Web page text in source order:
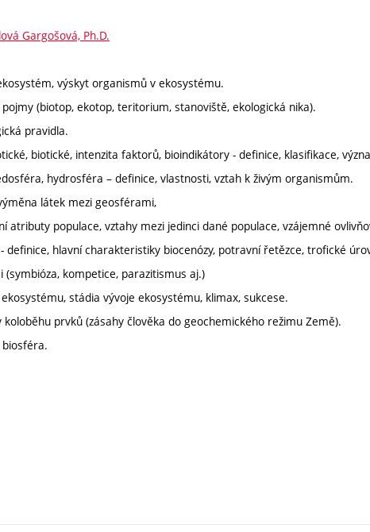
Gargošová, Ph.D.
výskyt organismů v ekosystému.
(biotop, ekotop, teritorium, stanoviště, ekologická nika).
pravidla.
biotické, intenzita faktorů, bioindikátory - definice, klasifikace,
hydrosféra – definice, vlastnosti, vztah k živým organismům.
látek mezi geosférami,
atributy populace, vztahy mezi jedinci dané populace, vzájemné
definice, hlavní charakteristiky biocenózy, potravní řetězce, trofické
(symbióza, kompetice, parazitismus aj.)
stádia vývoje ekosystému, klimax, sukcese.
prvků (zásahy člověka do geochemického režimu Země).